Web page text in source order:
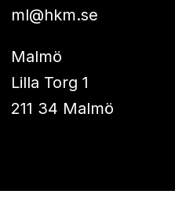
ml@hkm.se
Malmö
Lilla Torg 1
211 34 Malmö